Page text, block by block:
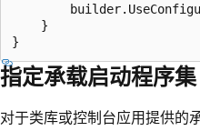
    }
指定承载启动程序集
对于类库或控制台应用提供的